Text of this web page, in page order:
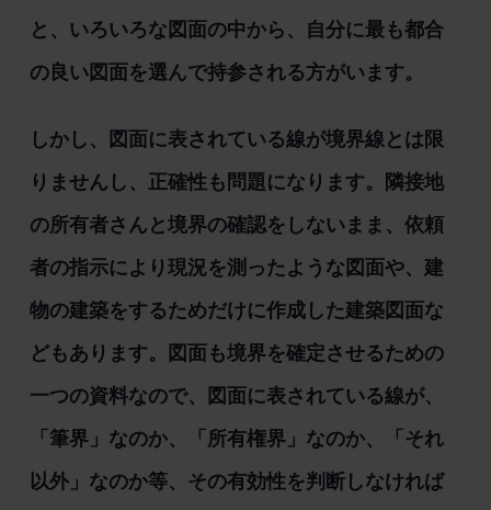
と、いろいろな図面の中から、自分に最も都合
の良い図面を選んで持参される方がいます。
しかし、図面に表されている線が境界線とは限
りませんし、正確性も問題になります。隣接地
の所有者さんと境界の確認をしないまま、依頼
者の指示により現況を測ったような図面や、建
物の建築をするためだけに作成した建築図面な
どもあります。図面も境界を確定させるための
一つの資料なので、図面に表されている線が、
「筆界」なのか、「所有権界」なのか、「それ
以外」なのか等、その有効性を判断しなければ